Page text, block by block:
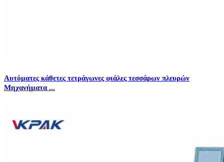
Αυτόματες κάθετες τετράγωνες φιάλες τεσσάρων πλευρών
Μηχανήματα ...